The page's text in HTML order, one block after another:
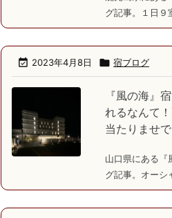
グ記事。１日９
 2023年4月8日  宿ブログ
『風の海』
れるなんて
当たりませで
山口県にある『
グ記事。オーシ